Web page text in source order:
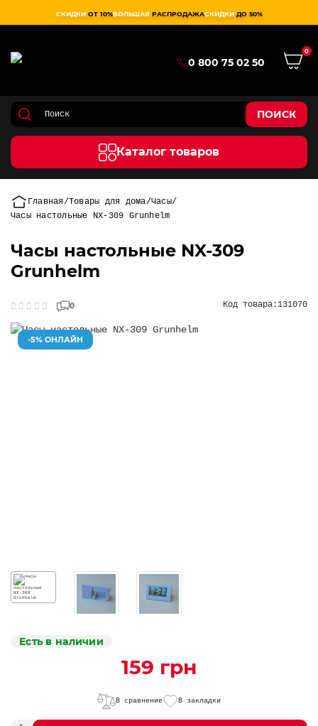
СКИДКИ ОТ 10%БОЛЬШАЯ РАСПРОДАЖАСКИДКИ ДО 50%
0 800 75 02 50
0
ПОИСК
Каталог товаров
Главная Товары для дома Часы
Часы настольные NX-309 Grunhelm
Часы настольные NX-309
Grunhelm
0 Код товара:131070
-5% ОНЛАЙН
Есть в наличии
159 грн
В сравнение В закладки